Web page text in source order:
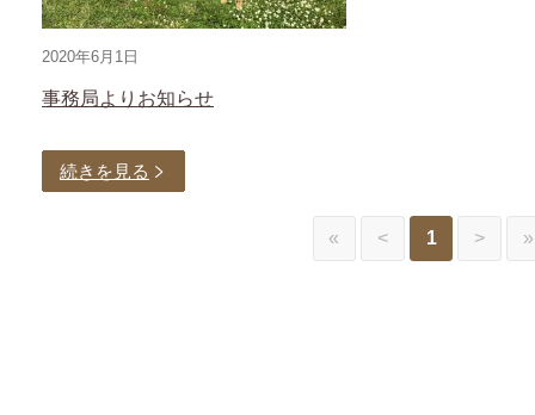
2020年6月1日
事務局よりお知らせ
続きを見る
« < 1 > »